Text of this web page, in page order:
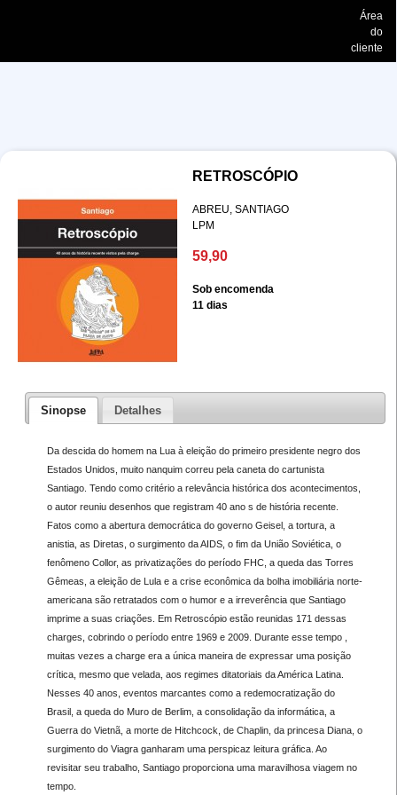
Área
do
cliente
RETROSCÓPIO
ABREU, SANTIAGO
LPM
59,90
Sob encomenda
11 dias
Sinopse Detalhes
Da descida do homem na Lua à eleição do primeiro presidente negro dos
Estados Unidos, muito nanquim correu pela caneta do cartunista
Santiago. Tendo como critério a relevância histórica dos acontecimentos,
o autor reuniu desenhos que registram 40 ano s de história recente.
Fatos como a abertura democrática do governo Geisel, a tortura, a
anistia, as Diretas, o surgimento da AIDS, o fim da União Soviética, o
fenômeno Collor, as privatizações do período FHC, a queda das Torres
Gêmeas, a eleição de Lula e a crise econômica da bolha imobiliária norte-
americana são retratados com o humor e a irreverência que Santiago
imprime a suas criações. Em Retroscópio estão reunidas 171 dessas
charges, cobrindo o período entre 1969 e 2009. Durante esse tempo ,
muitas vezes a charge era a única maneira de expressar uma posição
crítica, mesmo que velada, aos regimes ditatoriais da América Latina.
Nesses 40 anos, eventos marcantes como a redemocratização do
Brasil, a queda do Muro de Berlim, a consolidação da informática, a
Guerra do Vietnã, a morte de Hitchcock, de Chaplin, da princesa Diana, o
surgimento do Viagra ganharam uma perspicaz leitura gráfica. Ao
revisitar seu trabalho, Santiago proporciona uma maravilhosa viagem no
tempo.